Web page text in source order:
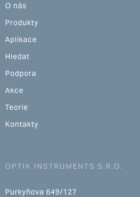
O nás
Produkty
Aplikace
Hledat
Podpora
Akce
Teorie
Kontakty
OPTIK INSTRUMENTS S.R.O.
Purkyňova 649/127